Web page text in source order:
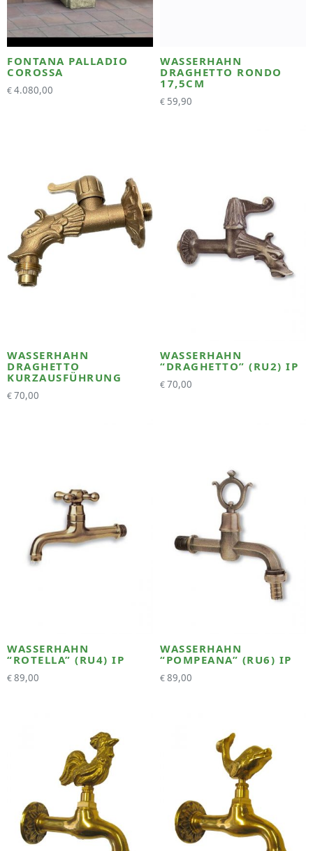
FONTANA PALLADIO
COROSSA
€4.080,00
WASSERHAHN
DRAGHETTO RONDO
17,5CM
€ 59,90
WASSERHAHN
DRAGHETTO
KURZAUSFÜHRUNG
€70,00
WASSERHAHN
“DRAGHETTO” (RU2) IP
€70,00
WASSERHAHN
“ROTELLA” (RU4) IP
€89,00
WASSERHAHN
“POMPEANA” (RU6) IP
€89,00